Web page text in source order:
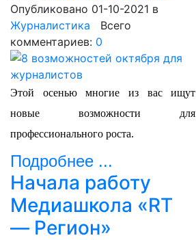
Опубликовано 01-10-2021 в
Журналистика Всего
комментариев: 0
Этой осенью многие из вас ищут
новые возможности для
профессионального роста.
Подробнее ...
Начала работу
Медиашкола «RT
— Регион»